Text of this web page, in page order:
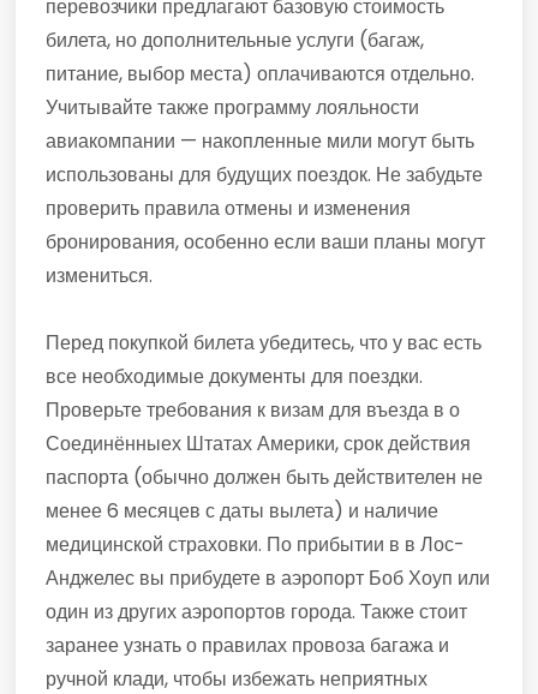
перевозчики предлагают базовую стоимость
билета, но дополнительные услуги (багаж,
питание, выбор места) оплачиваются отдельно.
Учитывайте также программу лояльности
авиакомпании — накопленные мили могут быть
использованы для будущих поездок. Не забудьте
проверить правила отмены и изменения
бронирования, особенно если ваши планы могут
измениться.
Перед покупкой билета убедитесь, что у вас есть
все необходимые документы для поездки.
Проверьте требования к визам для въезда в о
Соединённыех Штатах Америки, срок действия
паспорта (обычно должен быть действителен не
менее 6 месяцев с даты вылета) и наличие
медицинской страховки. По прибытии в в Лос-
Анджелес вы прибудете в аэропорт Боб Хоуп или
один из других аэропортов города. Также стоит
заранее узнать о правилах провоза багажа и
ручной клади, чтобы избежать неприятных